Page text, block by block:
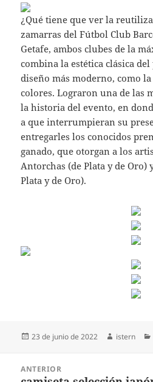
¿Qué tiene que ver la
zamarras del Fútbol Club
Getafe, ambos clubes de la
combina la estética clásica
diseño más moderno, como
colores. Lograron una de las
la historia del evento, en
a que interrumpieran su
entregarles los conocidos
ganado, que otorgan a los
Antorchas (de Plata y de Oro)
Plata y de Oro).
Publicado
23 de junio de 2022 Autor
istern
ANTERIOR